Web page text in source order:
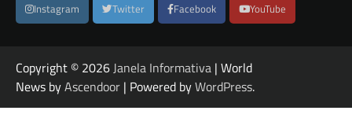
Instagram Twitter Facebook YouTube
Copyright © 2026 Janela Informativa | World
News byAscendoor | Powered byWordPress.